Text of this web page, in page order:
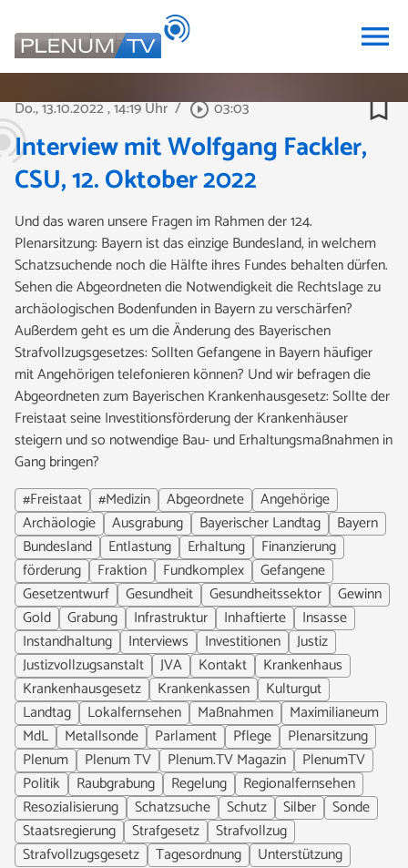
menu
Do., 13.10.2022, 14:19 Uhr / play_circle_outline03:03 bookmark_border
Interview mit Wolfgang Fackler,
CSU, 12. Oktober 2022
Und das waren unsere Fragen im Rahmen der 124.
Plenarsitzung: Bayern ist das einzige Bundesland, in welchem
Schatzsuchende noch die Hälfte ihres Fundes behalten dürfen.
Sehen die Abgeordneten die Notwendigkeit die Rechtslage zu
archäologischen Bodenfunden in Bayern zu verschärfen?
Außerdem geht es um die Änderung des Bayerischen
Strafvollzugsgesetzes: Sollten Gefangene in Bayern häufiger
mit Angehörigen telefonieren können? Und wir befragen die
Abgeordneten zum Bayerischen Krankenhausgesetz: Sollte der
Freistaat seine Investitionsförderung der Krankenhäuser
steigern und so notwendige Bau- und Erhaltungsmaßnahmen in
Gang bringen?
#Freistaat
#Medizin Abgeordnete
Angehörige
Archäologie
Ausgrabung Bayerischer Landtag
Bayern
Bundesland
Entlastung Erhaltung
Finanzierung
förderung
Fraktion Fundkomplex
Gefangene
Gesetzentwurf
Gesundheit Gesundheitssektor
Gewinn
Gold
Grabung Infrastruktur Inhaftierte
Insasse
Instandhaltung
Interviews Investitionen
Justiz
Justizvollzugsanstalt
JVA Kontakt
Krankenhaus
Krankenhausgesetz
Krankenkassen
Kulturgut
Landtag
Lokalfernsehen Maßnahmen
Maximilianeum
MdL
Metallsonde Parlament Pflege
Plenarsitzung
Plenum
Plenum TV Plenum.TV Magazin
PlenumTV
Politik
Raubgrabung Regelung
Regionalfernsehen
Resozialisierung
Schatzsuche Schutz Silber
Sonde
Staatsregierung
Strafgesetz
Strafvollzug
Strafvollzugsgesetz
Tagesordnung Unterstützung